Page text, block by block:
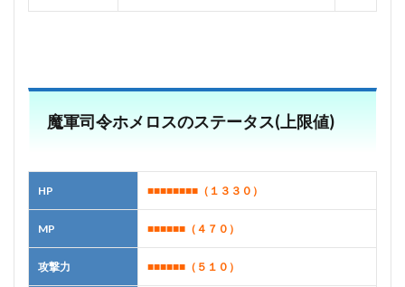
魔軍司令ホメロスのステータス(上限値)
HP ■■■■■■■■ （１３３０）
MP ■■■■■■ （４７０）
攻撃力 ■■■■■■ （５１０）